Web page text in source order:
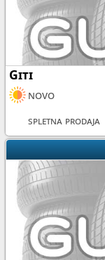
Giti
novo
spletna prodaja